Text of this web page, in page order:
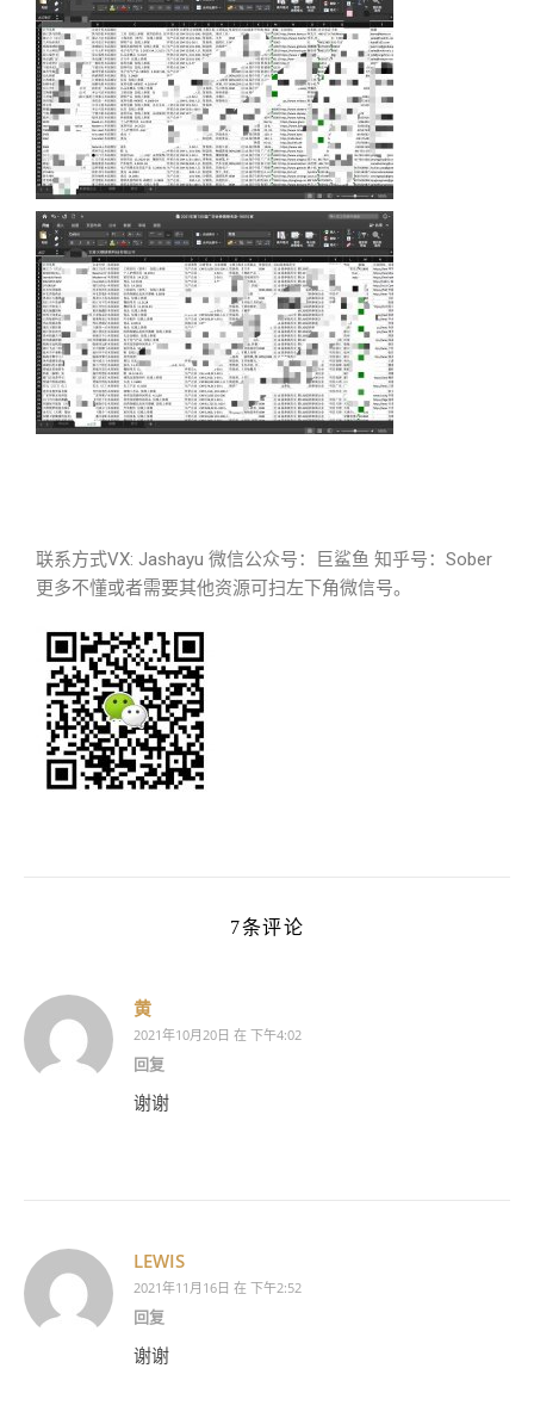
联系方式VX: Jashayu 微信公众号：巨鲨鱼 知乎号：Sober
更多不懂或者需要其他资源可扫左下角微信号。
7条评论
黄
2021年10月20日 在 下午4:02
回复
谢谢
LEWIS
2021年11月16日 在 下午2:52
回复
谢谢